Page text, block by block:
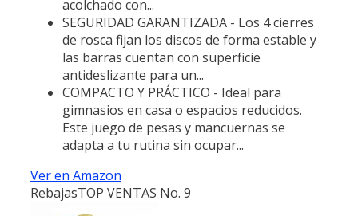
acolchado con...
SEGURIDAD GARANTIZADA - Los 4 cierres
de rosca fijan los discos de forma estable y
las barras cuentan con superficie
antideslizante para un...
COMPACTO Y PRÁCTICO - Ideal para
gimnasios en casa o espacios reducidos.
Este juego de pesas y mancuernas se
adapta a tu rutina sin ocupar...
Ver en Amazon
RebajasTOP VENTAS No. 9